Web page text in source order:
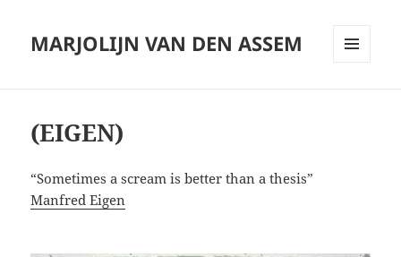
MARJOLIJN VAN DEN ASSEM
(EIGEN)
“Sometimes a scream is better than a thesis”
Manfred Eigen